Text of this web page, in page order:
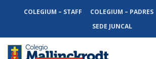
COLEGIUM – STAFF COLEGIUM – PADRES
SEDE JUNCAL